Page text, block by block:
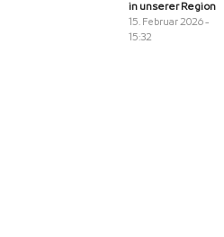
in unserer Region
15. Februar 2026 -
15:32